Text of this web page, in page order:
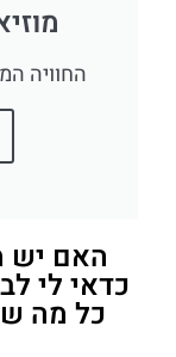
החוויה
האם יש
כדאי לי
כל מה